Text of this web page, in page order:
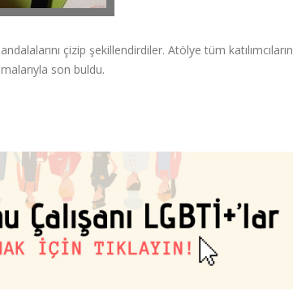
çizip şekillendirdiler. Atölye tüm katılımcıların
son buldu.